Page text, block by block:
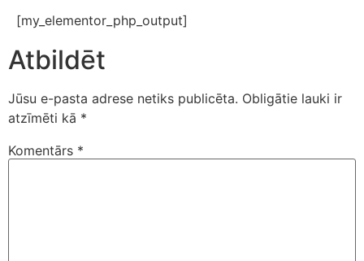
[my_elementor_php_output]
Atbildēt
Jūsu e-pasta adrese netiks publicēta. Obligātie lauki ir
atzīmēti kā *
Komentārs *